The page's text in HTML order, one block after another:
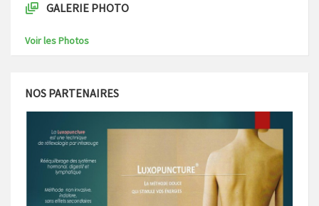
GALERIE PHOTO
Voir les Photos
NOS PARTENAIRES